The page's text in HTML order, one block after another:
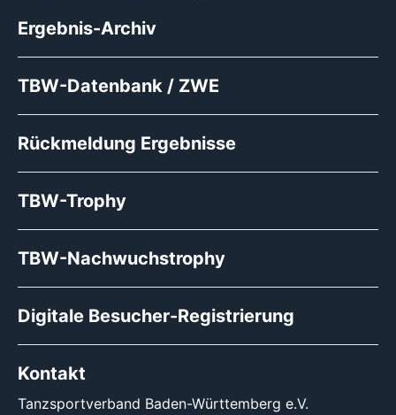
Ergebnis-Archiv
TBW-Datenbank / ZWE
Rückmeldung Ergebnisse
TBW-Trophy
TBW-Nachwuchstrophy
Digitale Besucher-Registrierung
Kontakt
Tanzsportverband Baden-Württemberg e.V.